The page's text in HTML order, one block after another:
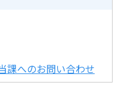
課へのお問い合わせ